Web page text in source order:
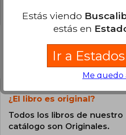
Preguntas
¿El libro es original?
Todos los libros de nuestro
catálogo son Originales.
Estás viendo
estás en
Ir a
Me quedo